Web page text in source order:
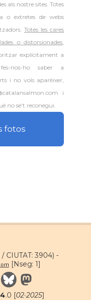
a New York City
a San Francisco
a Washington
a Estats Units
als nostre sites. Totes
o extretes de webs
Totes les cares
o distorsionades,
explícitament a
nos-ho saber a
i no vols aparèixer,
i
no se't reconegui.
fotos
CIUTAT: 3904) -
[Nseg: 1]
4.0 [02·2025]